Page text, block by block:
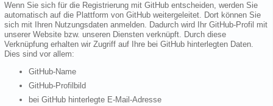
Wenn Sie sich für die Registrierung mit GitHub entscheiden, werden Sie
automatisch auf die Plattform von GitHub weitergeleitet. Dort können Sie
sich mit Ihren Nutzungsdaten anmelden. Dadurch wird Ihr GitHub-Profil mit
unserer Website bzw. unseren Diensten verknüpft. Durch diese
Verknüpfung erhalten wir Zugriff auf Ihre bei GitHub hinterlegten Daten.
Dies sind vor allem:
GitHub-Name
GitHub-Profilbild
bei GitHub hinterlegte E-Mail-Adresse